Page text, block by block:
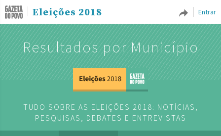
Entrar
Eleições 2018
Resultados por Município
TUDO SOBRE AS ELEIÇÕES 2018: NOTÍCIAS,
PESQUISAS, DEBATES E ENTREVISTAS